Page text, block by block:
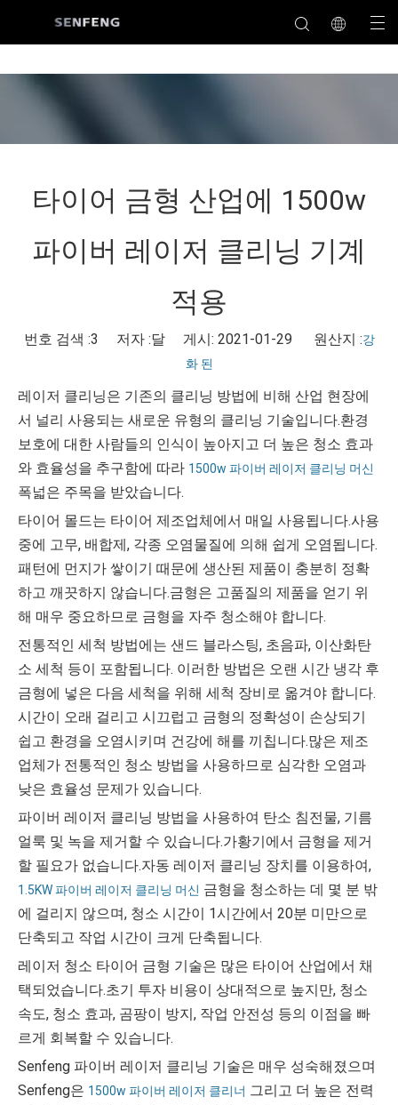
타이어 금형 산업에 1500w
파이버 레이저 클리닝 기계
적용
번호 검색 :3 저자 :달 게시: 2021-01-29 원산지 :강
화 된
레이저 클리닝은 기존의 클리닝 방법에 비해 산업 현장에
서 널리 사용되는 새로운 유형의 클리닝 기술입니다.환경
보호에 대한 사람들의 인식이 높아지고 더 높은 청소 효과
와 효율성을 추구함에 따라 1500w 파이버 레이저 클리닝 머신
폭넓은 주목을 받았습니다.
타이어 몰드는 타이어 제조업체에서 매일 사용됩니다.사용
중에 고무, 배합제, 각종 오염물질에 의해 쉽게 오염됩니다.
패턴에 먼지가 쌓이기 때문에 생산된 제품이 충분히 정확
하고 깨끗하지 않습니다.금형은 고품질의 제품을 얻기 위
해 매우 중요하므로 금형을 자주 청소해야 합니다.
전통적인 세척 방법에는 샌드 블라스팅, 초음파, 이산화탄
소 세척 등이 포함됩니다. 이러한 방법은 오랜 시간 냉각 후
금형에 넣은 다음 세척을 위해 세척 장비로 옮겨야 합니다.
시간이 오래 걸리고 시끄럽고 금형의 정확성이 손상되기
쉽고 환경을 오염시키며 건강에 해를 끼칩니다.많은 제조
업체가 전통적인 청소 방법을 사용하므로 심각한 오염과
낮은 효율성 문제가 있습니다.
파이버 레이저 클리닝 방법을 사용하여 탄소 침전물, 기름
얼룩 및 녹을 제거할 수 있습니다.가황기에서 금형을 제거
할 필요가 없습니다.자동 레이저 클리닝 장치를 이용하여,
1.5KW 파이버 레이저 클리닝 머신 금형을 청소하는 데 몇 분 밖
에 걸리지 않으며, 청소 시간이 1시간에서 20분 미만으로
단축되고 작업 시간이 크게 단축됩니다.
레이저 청소 타이어 금형 기술은 많은 타이어 산업에서 채
택되었습니다.초기 투자 비용이 상대적으로 높지만, 청소
속도, 청소 효과, 곰팡이 방지, 작업 안전성 등의 이점을 빠
르게 회복할 수 있습니다.
Senfeng 파이버 레이저 클리닝 기술은 매우 성숙해졌으며
Senfeng은 1500w 파이버 레이저 클리너 그리고 더 높은 전력